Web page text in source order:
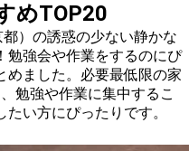
めTOP20
）の誘惑の少ない静かな
勉強会や作業をするのにぴ
めました。必要最低限の家
勉強や作業に集中するこ
い方にぴったりです。